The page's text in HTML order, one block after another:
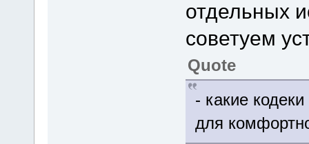
отдельных
советуем
Quote
- какие
для